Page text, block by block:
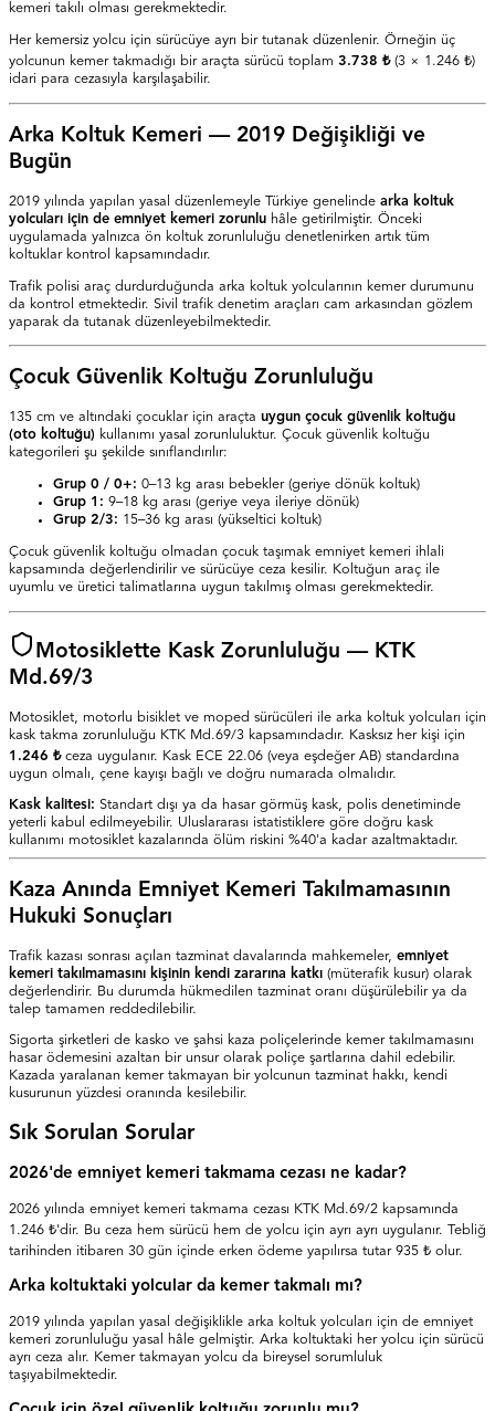
kemeri takılı olması gerekmektedir.
Her kemersiz yolcu için sürücüye ayrı bir tutanak düzenlenir. Örneğin üç
yolcunun kemer takmadığı bir araçta sürücü toplam 3.738 ₺(3 × 1.246 ₺)
idari para cezasıyla karşılaşabilir.
Arka Koltuk Kemeri — 2019 Değişikliği ve
Bugün
2019 yılında yapılan yasal düzenlemeyle Türkiye genelinde arka koltuk
yolcuları için de emniyet kemeri zorunlu hâle getirilmiştir. Önceki
uygulamada yalnızca ön koltuk zorunluluğu denetlenirken artık tüm
koltuklar kontrol kapsamındadır.
Trafik polisi araç durdurduğunda arka koltuk yolcularının kemer durumunu
da kontrol etmektedir. Sivil trafik denetim araçları cam arkasından gözlem
yaparak da tutanak düzenleyebilmektedir.
Çocuk Güvenlik Koltuğu Zorunluluğu
135 cm ve altındaki çocuklar için araçta uygun çocuk güvenlik koltuğu
(oto koltuğu) kullanımı yasal zorunluluktur. Çocuk güvenlik koltuğu
kategorileri şu şekilde sınıflandırılır:
Grup 0 / 0+: 0–13 kg arası bebekler (geriye dönük koltuk)
Grup 1: 9–18 kg arası (geriye veya ileriye dönük)
Grup 2/3: 15–36 kg arası (yükseltici koltuk)
Çocuk güvenlik koltuğu olmadan çocuk taşımak emniyet kemeri ihlali
kapsamında değerlendirilir ve sürücüye ceza kesilir. Koltuğun araç ile
uyumlu ve üretici talimatlarına uygun takılmış olması gerekmektedir.
Motosiklette Kask Zorunluluğu — KTK
Md.69/3
Motosiklet, motorlu bisiklet ve moped sürücüleri ile arka koltuk yolcuları için
kask takma zorunluluğu KTK Md.69/3 kapsamındadır. Kasksız her kişi için
1.246 ₺ceza uygulanır. Kask ECE 22.06 (veya eşdeğer AB) standardına
uygun olmalı, çene kayışı bağlı ve doğru numarada olmalıdır.
Kask kalitesi: Standart dışı ya da hasar görmüş kask, polis denetiminde
yeterli kabul edilmeyebilir. Uluslararası istatistiklere göre doğru kask
kullanımı motosiklet kazalarında ölüm riskini %40'a kadar azaltmaktadır.
Kaza Anında Emniyet Kemeri Takılmamasının
Hukuki Sonuçları
Trafik kazası sonrası açılan tazminat davalarında mahkemeler, emniyet
kemeri takılmamasını kişinin kendi zararına katkı (müterafik kusur) olarak
değerlendirir. Bu durumda hükmedilen tazminat oranı düşürülebilir ya da
talep tamamen reddedilebilir.
Sigorta şirketleri de kasko ve şahsi kaza poliçelerinde kemer takılmamasını
hasar ödemesini azaltan bir unsur olarak poliçe şartlarına dahil edebilir.
Kazada yaralanan kemer takmayan bir yolcunun tazminat hakkı, kendi
kusurunun yüzdesi oranında kesilebilir.
Sık Sorulan Sorular
2026'de emniyet kemeri takmama cezası ne kadar?
2026 yılında emniyet kemeri takmama cezası KTK Md.69/2 kapsamında
1.246 ₺'dir. Bu ceza hem sürücü hem de yolcu için ayrı ayrı uygulanır. Tebliğ
tarihinden itibaren 30 gün içinde erken ödeme yapılırsa tutar 935 ₺ olur.
Arka koltuktaki yolcular da kemer takmalı mı?
2019 yılında yapılan yasal değişiklikle arka koltuk yolcuları için de emniyet
kemeri zorunluluğu yasal hâle gelmiştir. Arka koltuktaki her yolcu için sürücü
ayrı ceza alır. Kemer takmayan yolcu da bireysel sorumluluk
taşıyabilmektedir.